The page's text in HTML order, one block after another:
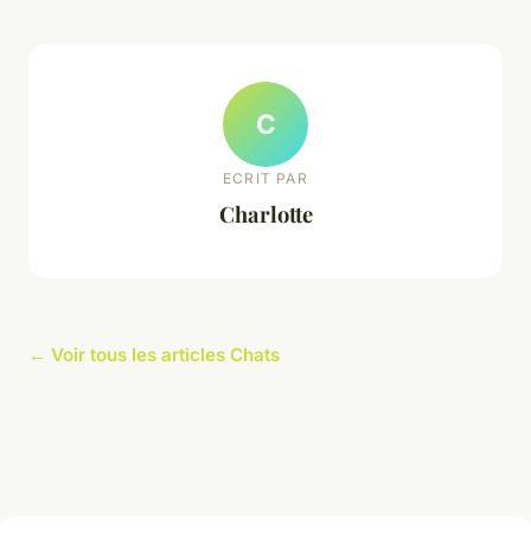
C
ECRIT PAR
Charlotte
← Voir tous les articles Chats